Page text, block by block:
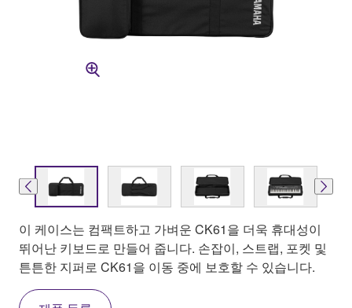
이 케이스는 컴팩트하고 가벼운 CK61을 더욱 휴대성이
뛰어난 키보드로 만들어 줍니다. 손잡이, 스트랩, 포켓 및
튼튼한 지퍼로 CK61을 이동 중에 보호할 수 있습니다.